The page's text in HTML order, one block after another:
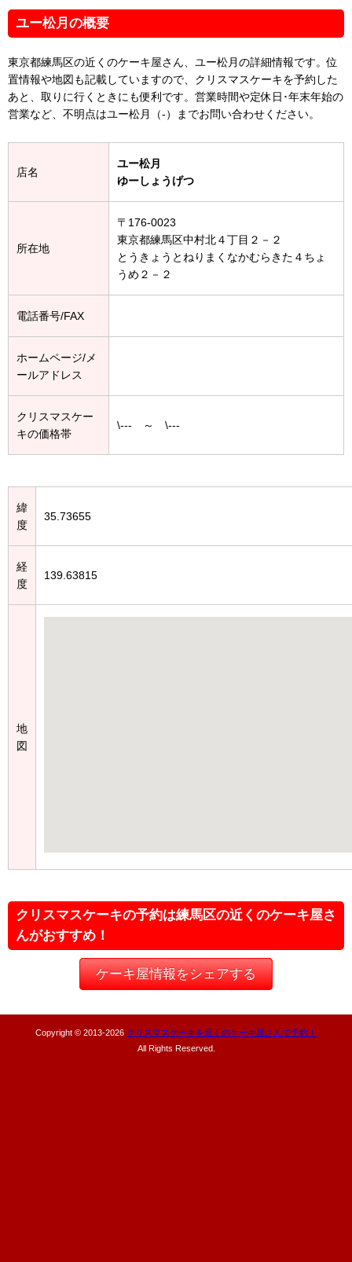
ユー松月の概要
東京都練馬区の近くのケーキ屋さん、ユー松月の詳細情報です。位
置情報や地図も記載していますので、クリスマスケーキを予約した
あと、取りに行くときにも便利です。営業時間や定休日･年末年始の
営業など、不明点はユー松月（-）までお問い合わせください。
店名
ユー松月
ゆーしょうげつ
所在地
〒176-0023
東京都練馬区中村北４丁目２－２
とうきょうとねりまくなかむらきた４ちょ
うめ２－２
電話番号/FAX
ホームページ/メ
ールアドレス
クリスマスケー
キの価格帯
\--- ～ \---
緯
度
35.73655
経
度
139.63815
地
図
クリスマスケーキの予約は練馬区の近くのケーキ屋さ
んがおすすめ！
ケーキ屋情報をシェアする
Copyright © 2013-2026 クリスマスケーキを近くのケーキ屋さんで予約！
All Rights Reserved.